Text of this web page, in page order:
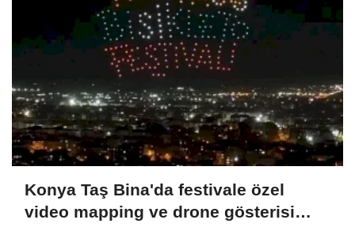
Konya Taş Bina'da festivale özel
video mapping ve drone gösterisi